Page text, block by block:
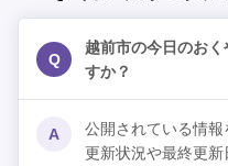
Q
越前市の今日のお
すか？
A
公開されている情報
更新状況や最終更